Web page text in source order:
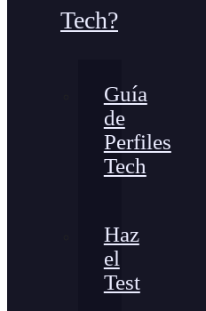
Tech?
Guía
de
Perfiles
Tech
Haz
el
Test